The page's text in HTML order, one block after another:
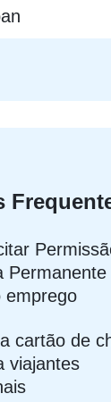
Permanente
emprego
cartão de
viajantes